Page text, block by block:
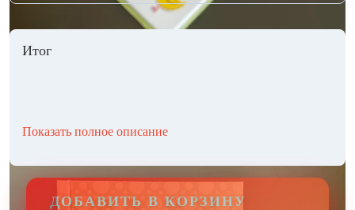
Итог
Показать полное описание
ДОБАВИТЬ В КОРЗИНУ